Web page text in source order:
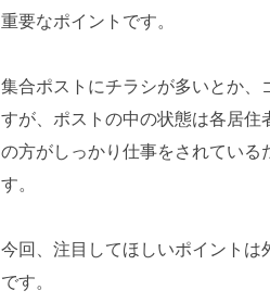
重要なポイントです。
集合ポストにチラシが多いとか
すが、ポストの中の状態は各居住
の方がしっかり仕事をされている
す。
今回、注目してほしいポイント
です。